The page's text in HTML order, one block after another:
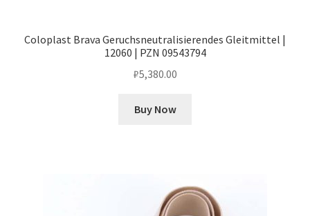
Coloplast Brava Geruchsneutralisierendes Gleitmittel |
12060 | PZN 09543794
₽5,380.00
Buy Now